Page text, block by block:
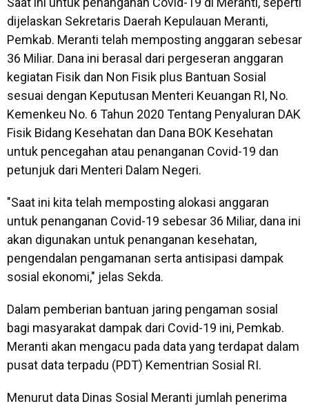
dijelaskan Sekretaris Daerah Kepulauan Meranti,
Pemkab. Meranti telah memposting anggaran sebesar
36 Miliar. Dana ini berasal dari pergeseran anggaran
kegiatan Fisik dan Non Fisik plus Bantuan Sosial
sesuai dengan Keputusan Menteri Keuangan RI, No.
Kemenkeu No. 6 Tahun 2020 Tentang Penyaluran DAK
Fisik Bidang Kesehatan dan Dana BOK Kesehatan
untuk pencegahan atau penanganan Covid-19 dan
petunjuk dari Menteri Dalam Negeri.
"Saat ini kita telah memposting alokasi anggaran
untuk penanganan Covid-19 sebesar 36 Miliar, dana ini
akan digunakan untuk penanganan kesehatan,
pengendalan pengamanan serta antisipasi dampak
sosial ekonomi," jelas Sekda.
Dalam pemberian bantuan jaring pengaman sosial
bagi masyarakat dampak dari Covid-19 ini, Pemkab.
Meranti akan mengacu pada data yang terdapat dalam
pusat data terpadu (PDT) Kementrian Sosial RI.
Menurut data Dinas Sosial Meranti jumlah penerima